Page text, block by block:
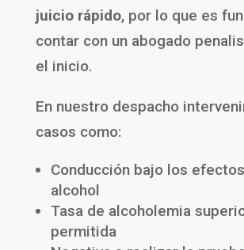
juicio rápido, por lo que es
contar con un abogado
el inicio.
En nuestro despacho
casos como:
Conducción bajo los
alcohol
Tasa de alcoholemia
permitida